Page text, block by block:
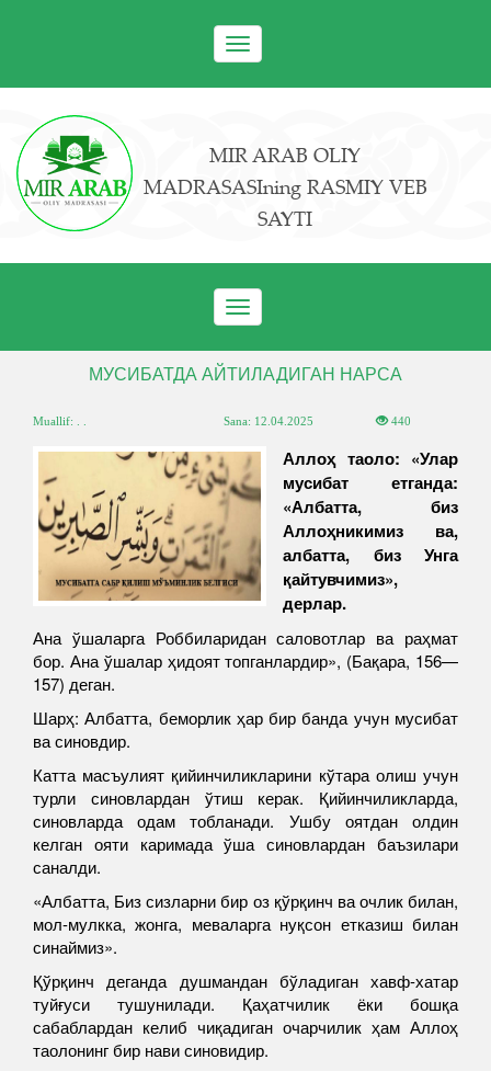
Toggle
navigation
MIR ARAB OLIY
MADRASASIning RASMIY VEB
SAYTI
Toggle
navigation
МУСИБАТДА АЙТИЛАДИГАН НАРСА
Muallif: . . Sana: 12.04.2025 440
Аллоҳ таоло: «Улар
мусибат етганда:
«Албатта, биз
Аллоҳникимиз ва,
албатта, биз Унга
қайтувчимиз»,
дерлар.
Ана ўшаларга Роббиларидан саловотлар ва раҳмат
бор. Ана ўшалар ҳидоят топганлардир», (Бақара, 156—
157) деган.
Шарҳ: Албатта, беморлик ҳар бир банда учун мусибат
ва синовдир.
Катта масъулият қийинчиликларини кўтара олиш учун
турли синовлардан ўтиш керак. Қийинчиликларда,
синовларда одам тобланади. Ушбу оятдан олдин
келган ояти каримада ўша синовлардан баъзилари
саналди.
«Албатта, Биз сизларни бир оз қўрқинч ва очлик билан,
мол-мулкка, жонга, меваларга нуқсон етказиш билан
синаймиз».
Қўрқинч деганда душмандан бўладиган хавф-хатар
туйғуси тушунилади. Қаҳатчилик ёки бошқа
сабаблардан келиб чиқадиган очарчилик ҳам Аллоҳ
таолонинг бир нави синовидир.